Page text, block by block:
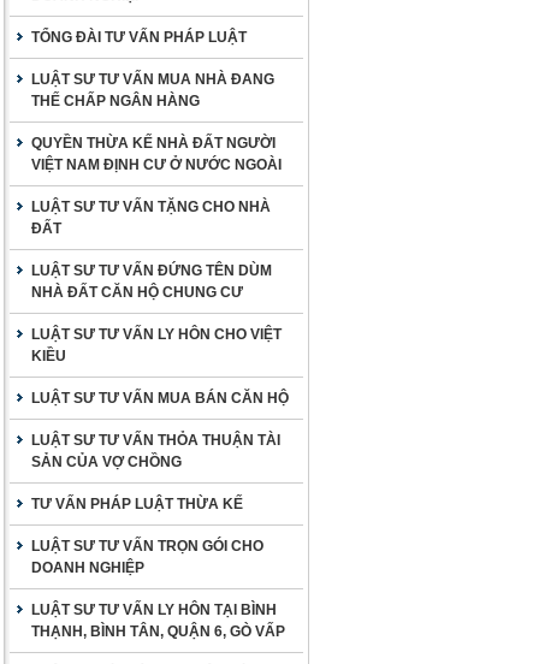
TỔNG ĐÀI TƯ VẤN PHÁP LUẬT
LUẬT SƯ TƯ VẤN MUA NHÀ ĐANG
THẾ CHẤP NGÂN HÀNG
QUYỀN THỪA KẾ NHÀ ĐẤT NGƯỜI
VIỆT NAM ĐỊNH CƯ Ở NƯỚC NGOÀI
LUẬT SƯ TƯ VẤN TẶNG CHO NHÀ
ĐẤT
LUẬT SƯ TƯ VẤN ĐỨNG TÊN DÙM
NHÀ ĐẤT CĂN HỘ CHUNG CƯ
LUẬT SƯ TƯ VẤN LY HÔN CHO VIỆT
KIỀU
LUẬT SƯ TƯ VẤN MUA BÁN CĂN HỘ
LUẬT SƯ TƯ VẤN THỎA THUẬN TÀI
SẢN CỦA VỢ CHỒNG
TƯ VẤN PHÁP LUẬT THỪA KẾ
LUẬT SƯ TƯ VẤN TRỌN GÓI CHO
DOANH NGHIỆP
LUẬT SƯ TƯ VẤN LY HÔN TẠI BÌNH
THẠNH, BÌNH TÂN, QUẬN 6, GÒ VẤP